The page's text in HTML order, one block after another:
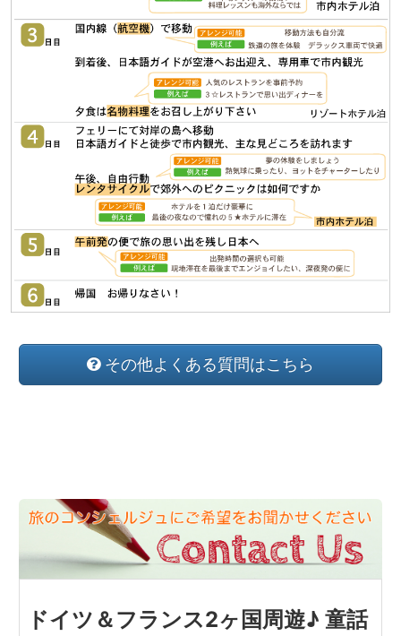
その他よくある質問はこちら
ドイツ＆フランス2ヶ国周遊♪ 童話